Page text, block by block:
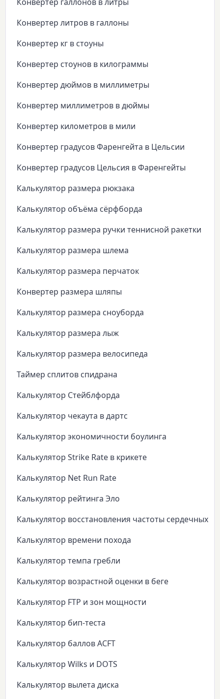
Конвертер литров в галлоны
Конвертер кг в стоуны
Конвертер стоунов в килограммы
Конвертер дюймов в миллиметры
Конвертер миллиметров в дюймы
Конвертер километров в мили
Конвертер градусов Фаренгейта в Цельсии
Конвертер градусов Цельсия в Фаренгейты
Калькулятор размера рюкзака
Калькулятор объёма сёрфборда
Калькулятор размера ручки теннисной ракетки
Калькулятор размера шлема
Калькулятор размера перчаток
Конвертер размера шляпы
Калькулятор размера сноуборда
Калькулятор размера лыж
Калькулятор размера велосипеда
Таймер сплитов спидрана
Калькулятор Стейблфорда
Калькулятор чекаута в дартс
Калькулятор экономичности боулинга
Калькулятор Strike Rate в крикете
Калькулятор Net Run Rate
Калькулятор рейтинга Эло
Калькулятор восстановления частоты сердечных
Калькулятор времени похода
Калькулятор темпа гребли
Калькулятор возрастной оценки в беге
Калькулятор FTP и зон мощности
Калькулятор бип-теста
Калькулятор баллов ACFT
Калькулятор Wilks и DOTS
Калькулятор вылета диска